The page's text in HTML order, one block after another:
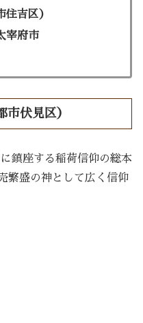
吉区）
宰府市
伏見区）
鎮座する稲荷信仰の総本
繁盛の神として広く信仰